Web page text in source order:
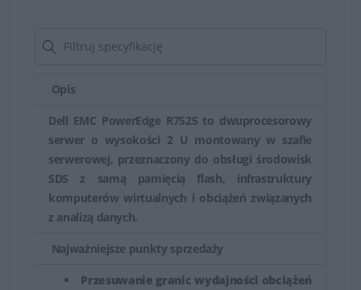
spełniającym oczekiwania wszystkich firm. W połączeniu
one nadzwyczaj efektywne działanie i doskonałą
wydajność umożliwiającą optymalizację tradycyjnych,
zwirtualizowanych i chmurowych obciążeń roboczych
dowolnej wielkości.
Serwery Dell PowerEdge —
zrównoważona wydajność
Serwery Dell Rack montowane w szafie serwerowej
dostępne są w wersji z 2 lub 4 wspornikami. To
Opis
Dell EMC PowerEdge R7525 to dwuprocesorowy
serwer o wysokości 2 U montowany w szafie
serwerowej, przeznaczony do obsługi środowisk
SDS z samą pamięcią flash, infrastruktury
komputerów wirtualnych i obciążeń związanych
z analizą danych.
Najważniejsze punkty sprzedaży
Przesuwanie granic wydajności obciążeń